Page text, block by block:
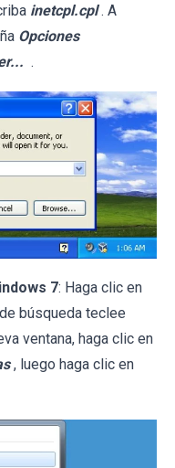
inetcpl.cpl . A
Opciones
.
7: Haga clic en
búsqueda teclee
ventana, haga clic en
, luego haga clic en